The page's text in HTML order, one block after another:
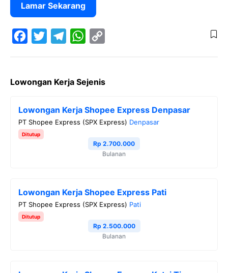
Lamar Sekarang
c
i
t
e
r
l
g
r
a
s
A
p
L
i
n
Lowongan Kerja Sejenis
Lowongan Kerja Shopee Express Denpasar
PT Shopee Express (SPX Express) Denpasar
Ditutup
Rp 2.700.000
Bulanan
Lowongan Kerja Shopee Express Pati
PT Shopee Express (SPX Express) Pati
Ditutup
Rp 2.500.000
Bulanan